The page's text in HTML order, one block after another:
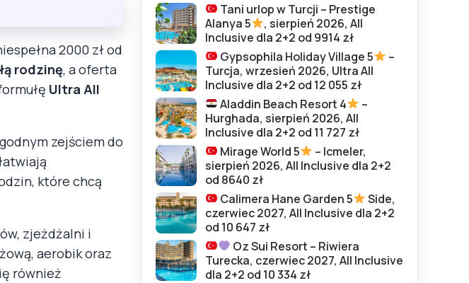
2000 zł od
rodzinę, a oferta
Ultra All
zejściem do
które chcą
zjeżdżalni i
aerobik oraz
również
Tani urlop w Turcji – Prestige
Alanya 5
, sierpień 2026, All
Inclusive dla 2+2 od 9914 zł
Gypsophila Holiday Village 5
–
Turcja, wrzesień 2026, Ultra All
Inclusive dla 2+2 od 12 055 zł
Aladdin Beach Resort 4
–
Hurghada, sierpień 2026, All
Inclusive dla 2+2 od 11 727 zł
Mirage World 5
– Icmeler,
sierpień 2026, All Inclusive dla 2+2
od 8640 zł
Calimera Hane Garden 5
Side,
czerwiec 2027, All Inclusive dla 2+2
od 10 647 zł
Oz Sui Resort – Riwiera
Turecka, czerwiec 2027, All Inclusive
dla 2+2 od 10 334 zł